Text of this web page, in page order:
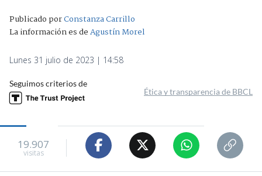
Publicado porConstanza Carrillo
La información es deAgustín Morel
Lunes 31 julio de 2023 | 14:58
Seguimos criterios de
Ética y transparencia de BBCL
19.907
visitas